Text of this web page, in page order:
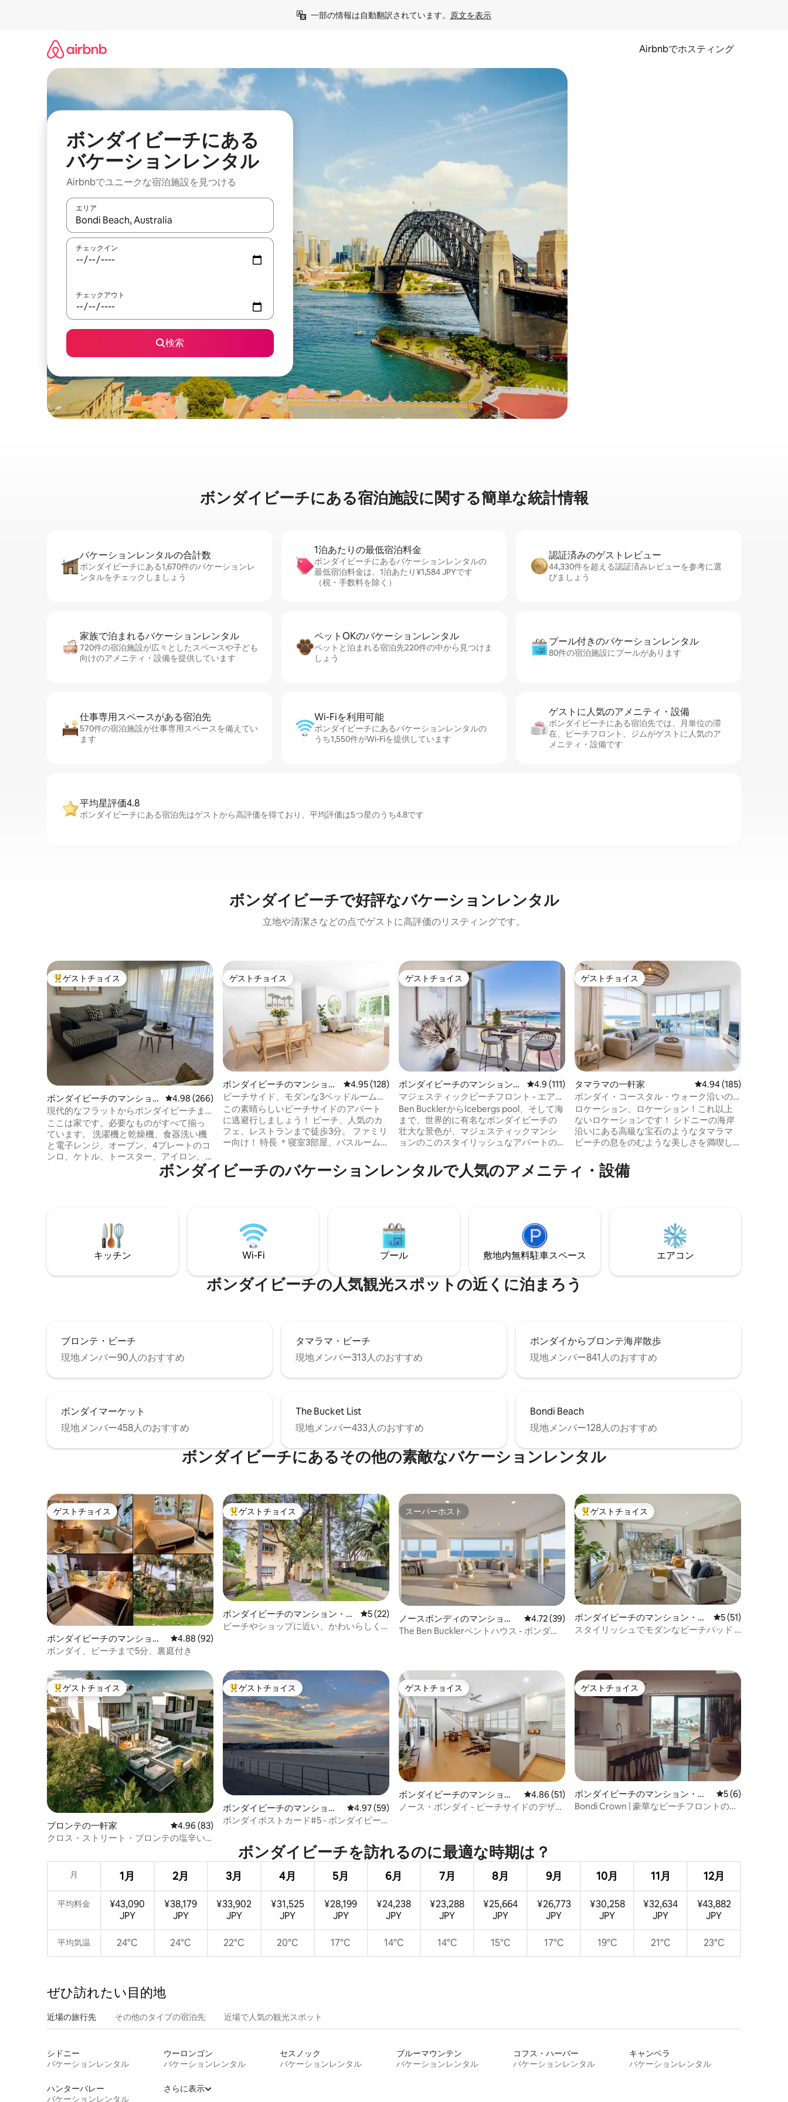
一部の情報は自動翻訳されています。 原文を表示
Airbnbでホスティング
ボンダイビーチにある
バケーションレンタル
Airbnbでユニークな宿泊施設を見つける
エリア
検索結果が表示されたら、上下の矢印キーを使って移動するか、画面をタッチまたはスワイプして検索結果を確認することができます。
チェックイン
チェックアウト
検索
ボンダイビーチに⁠あ⁠る宿⁠泊⁠施⁠設⁠に関⁠す⁠る簡⁠単⁠な統⁠計⁠情⁠報
バケーションレ⁠ン⁠タ⁠ル⁠の合⁠計⁠数
ボンダイビーチにある1,670件のバケーションレ
ンタルをチェックしましょう
1泊あたりの最⁠低⁠宿⁠泊⁠料⁠金
ボンダイビーチにあるバケーションレンタルの
最低宿泊料金は、1泊あたり¥1,584 JPYです
（税・手数料を除く）
認証済みのゲ⁠ス⁠ト⁠レ⁠ビ⁠ュ⁠ー
44,330件を超える認証済みレビューを参考に選
びましょう
家族で泊まれるバ⁠ケ⁠ー⁠シ⁠ョ⁠ンレ⁠ン⁠タ⁠ル
720件の宿泊施設が広々としたスペースや子ども
向けのアメニティ・設備を提供しています
ペットOKのバ⁠ケ⁠ー⁠シ⁠ョ⁠ンレ⁠ン⁠タ⁠ル
ペットと泊まれる宿泊先220件の中から見つけま
しょう
プール付きのバ⁠ケ⁠ー⁠シ⁠ョ⁠ンレ⁠ン⁠タ⁠ル
80件の宿泊施設にプールがあります
仕事専用ス⁠ペ⁠ー⁠スがあ⁠る宿⁠泊⁠先
570件の宿泊施設が仕事専用スペースを備えてい
ます
Wi-Fiを利⁠用⁠可⁠能
ボンダイビーチにあるバケーションレンタルの
うち1,550件がWi-Fiを提供しています
ゲストに人⁠気⁠のア⁠メ⁠ニ⁠テ⁠ィ・設⁠備
ボンダイビーチにある宿泊先では、月単位の滞
在、ビーチフロント、ジムがゲストに人気のア
メニティ・設備です
平均星評価4.8
ボンダイビーチにある宿泊先はゲストから高評価を得ており、平均評価は5つ星のうち4.8です
ボンダイビーチで好評なバケーションレンタル
立地や清潔さなどの点でゲストに高評価のリスティングです。
大好評のゲストチョイスです。
ゲストチョイス
ボンダイビーチのマンショ
ン・アパート
レビュー266件、5つ星中4.98つ星の平均評価
4.98 (266)
現代的なフラットからボンダイビーチま
で散策
ここは家です。必要なものがすべて揃っ
ています。 洗濯機と乾燥機、食器洗い機
と電子レンジ、オーブン、4プレートのコ
ンロ、ケトル、トースター、アイロン、
ネスプレッソマシンを備えた設備の整っ
クションを見ることができます。 私たち
は通常このエリアにいますので、緊急事
態が発生した場合は対応いたします。 こ
のアパートはボンダイビーチから300メー
トルです。 徒歩で行けないほど遠い場所
はありません。 素晴らしいコーヒーショ
長期滞在の場合は、ビーチの駐車場を手
配できます。
ゲストチョイス
ゲストチョイス
ボンダイビーチのマンショ
ン・アパート
レビュー128件、5つ星中4.95つ星の平均評価
4.95 (128)
ビーチサイド、モダンな3ベッドルーム、
2台分の駐車場、静か
この素晴らしいビーチサイドのアパート
に逃避行しましょう！ ビーチ、人気のカ
フェ、レストランまで徒歩3分。 ファミリ
ー向け！ 特長 ＊寝室3部屋、バスルーム
ジ駐車場 ＊ビーチ、最高のカフェ、レス
トランまで徒歩3分 ＊正面に新しい子供用
＊ノースボンダイゴルフクラブまで5分 ＊
CBDまで20分 パーティー、集会、イベン
ト、喫煙は禁止
ゲストチョイス
ゲストチョイス
ボンダイビーチのマンション・
アパート
レビュー111件、5つ星中4.9つ星の平均評価
4.9 (111)
マジェスティックビーチフロント - エアコ
ン 駐車場 洗濯機 テラス
Ben BucklerからIcebergs pool、そして海
まで、世界的に有名なボンダイビーチの
壮大な景色が、マジェスティックマンシ
ョンのこのスタイリッシュなアパートの
す。海が大好きな人のための夢の家で
す。カフェ、レストラン、店舗、海岸沿
全景 ✔広大な屋外テラス ✔ 高速無制限
NBN Wi-Fi ✔ 設備の充実したキッチン ✔
ネスプレッソコーヒーマシン ✔満足度保
証（スーパーホスト）
ゲストチョイス
ゲストチョイス
タマラマの一軒家 レビュー185件、5つ
4.94 (185)
ボンダイ・コースタル・ウォーク沿いの
タマラマ・ビーチフロント
ロケーション、ロケーション！これ以上
ないロケーションです！ シドニーの海岸
沿いにある高級な宝石のようなタマラマ
ビーチの息をのむような美しさを満喫し
Beachfrontからは、魅惑的な海の波に直
接アクセスできます。 フルサイズのバル
れることのない景色をお楽しみくださ
い。 魅力的なホリデーホームから、シド
ニーを象徴する東部のサーフィン海岸線
を体験してください。
ボンダイビーチのバケーションレンタルで人気のアメニティ・設備
キッチン Wi-Fi プール 敷地内無料駐⁠車ス⁠ペ⁠ー⁠ス エアコン
ボンダイビーチの人気観光スポットの近くに泊まろう
ブロンテ・ビーチ
現地メンバー90人のおすすめ
タマラマ・ビーチ
現地メンバー313人のおすすめ
ボンダイからブロンテ海岸散歩
現地メンバー841人のおすすめ
ボンダイマーケット
現地メンバー458人のおすすめ
The Bucket List
現地メンバー433人のおすすめ
Bondi Beach
現地メンバー128人のおすすめ
ボンダイビーチにあるその他の素敵なバケーションレンタル
ゲストチョイス
ゲストチョイス
ボンダイビーチのマンショ
ン・アパート
レビュー92件、5つ星中4.88つ星の平均評価
4.88 (92)
ボンダイ、ビーチまで5分、裏庭付き
大好評のゲストチョイスです。
ゲストチョイス
ボンダイビーチのマンション・ア
パート
レビュー22件、5つ星中5つ星の平均評価
5 (22)
ビーチやショップに近い、かわいらしく
スーパーホスト
スーパーホスト
ノースボンディのマンショ
ン・アパート
レビュー39件、5つ星中4.72つ星の平均評価
4.72 (39)
The Ben Bucklerペントハウス - ボンダイ
大好評のゲストチョイスです。
ゲストチョイス
ボンダイビーチのマンション・ア
パート
レビュー51件、5
5 (51)
スタイリッシュでモダンなビーチパッド -
大好評のゲストチョイスです。
ゲストチョイス
ブロンテの一軒家 レビュー83件、5つ星中4.96つ星の平均評価
4.96 (83)
クロス・ストリート・ブロンテの塩辛い
大好評のゲストチョイスです。
ゲストチョイス
ボンダイビーチのマンショ
ン・アパート
レビュー59件、5つ星中4.97つ星の平均評価
4.97 (59)
ボンダイポストカード#5 - ボンダイビー
ゲストチョイス
ゲストチョイス
ボンダイビーチのマンショ
ン・アパート
レビュー51件、5つ星中4.86つ星の平均評価
4.86 (51)
ノース・ボンダイ - ビーチサイドのデザイ
ゲストチョイス
ゲストチョイス
ボンダイビーチのマンション・ア
パート
レビュー6件、5
5 (6)
Bondi Crown | 豪華なビーチフロントのペ
ボンダイビーチを訪⁠れ⁠るの⁠に最⁠適⁠な時⁠期⁠は⁠？
月 1月 2月 3月 4月 5月 6月 7月 8月 9月 10月 11月 12月
平均料金
¥43,090
JPY
¥38,179
JPY
¥33,902
JPY
¥31,525
JPY
¥28,199
JPY
¥24,238
JPY
¥23,288
JPY
¥25,664
JPY
¥26,773
JPY
¥30,258
JPY
¥32,634
JPY
¥43,882
JPY
平均気温 24°C 24°C 22°C 20°C 17°C 14°C 14°C 15°C 17°C 19°C 21°C 23°C
ぜひ訪⁠れ⁠た⁠い目⁠的⁠地
近場の旅行先 その他のタ⁠イ⁠プ⁠の宿⁠泊⁠先 近場で人気の観光スポット
シドニー
バケーションレンタル
ウーロンゴン
バケーションレンタル
セスノック
バケーションレンタル
ブルーマウンテン
バケーションレンタル
コフス・ハーバー
バケーションレンタル
キャンベラ
バケーションレンタル
ハンターバレー
バケーションレンタル
さらに表示